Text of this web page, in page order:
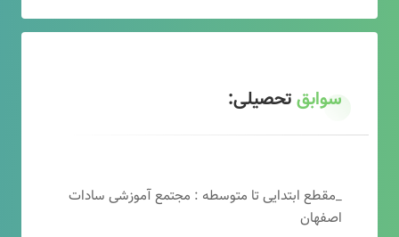
سوابقتحصیلی:
_مقطع ابتدایی تا متوسطه : مجتمع آموزشی سادات
اصفهان